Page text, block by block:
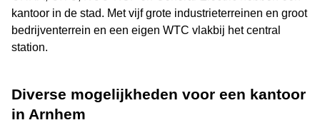
kantoor in de stad. Met vijf grote industrieterreinen en groot
bedrijventerrein en een eigen WTC vlakbij het central
station.
Diverse mogelijkheden voor een kantoor
in Arnhem